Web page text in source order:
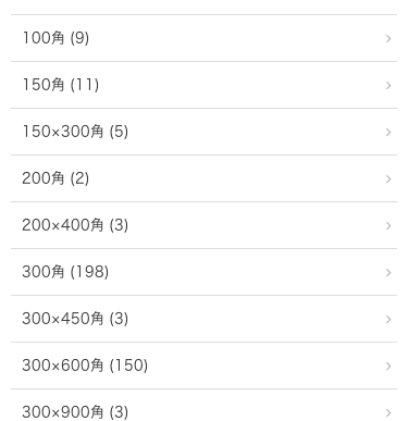
100角 (9)
150角 (11)
150×300角 (5)
200角 (2)
200×400角 (3)
300角 (198)
300×450角 (3)
300×600角 (150)
300×900角 (3)